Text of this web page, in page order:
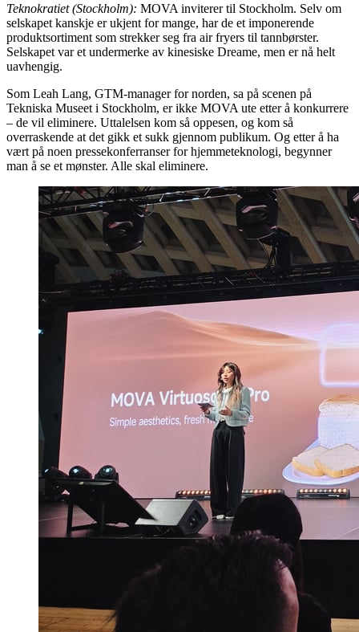
Teknokratiet (Stockholm): MOVA inviterer til Stockholm. Selv om
selskapet kanskje er ukjent for mange, har de et imponerende
produktsortiment som strekker seg fra air fryers til tannbørster.
Selskapet var et undermerke av kinesiske Dreame, men er nå helt
uavhengig.
Som Leah Lang, GTM-manager for norden, sa på scenen på
Tekniska Museet i Stockholm, er ikke MOVA ute etter å konkurrere
– de vil eliminere. Uttalelsen kom så oppesen, og kom så
overraskende at det gikk et sukk gjennom publikum. Og etter å ha
vært på noen pressekonferranser for hjemmeteknologi, begynner
man å se et mønster. Alle skal eliminere.